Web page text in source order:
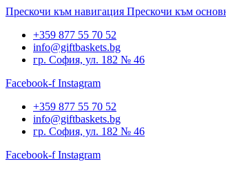
Прескочи към навигация Прескочи към
+359 877 55 70 52
info@giftbaskets.bg
гр. София, ул. 182 № 46
Facebook-f Instagram
+359 877 55 70 52
info@giftbaskets.bg
гр. София, ул. 182 № 46
Facebook-f Instagram